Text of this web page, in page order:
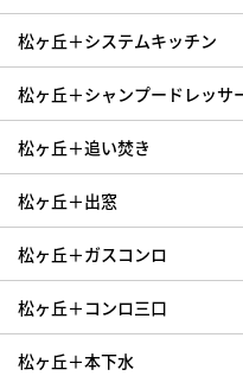
松ヶ丘＋システムキッチン
松ヶ丘＋シャンプードレッサ
松ヶ丘＋追い焚き
松ヶ丘＋出窓
松ヶ丘＋ガスコンロ
松ヶ丘＋コンロ三口
松ヶ丘＋本下水